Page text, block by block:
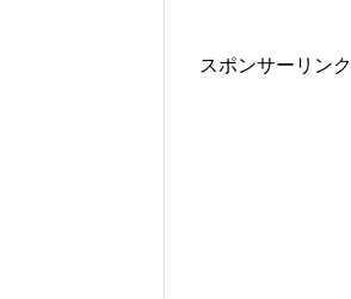
スポンサーリンク